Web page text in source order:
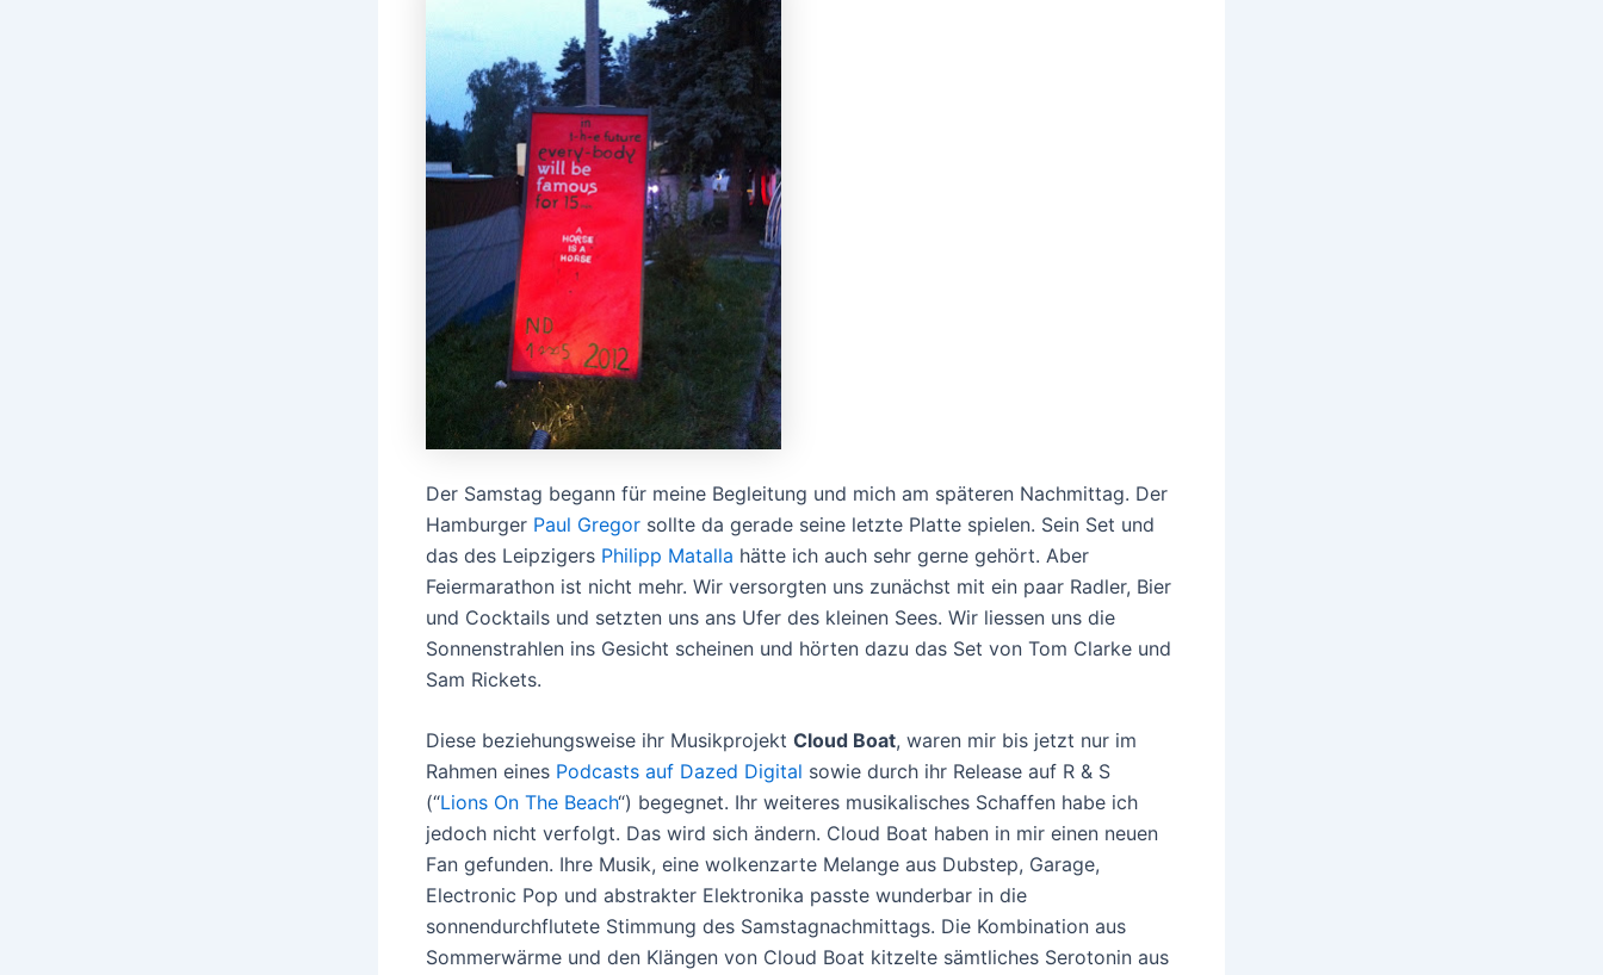
Der Samstag begann für meine Begleitung und mich am späteren Nachmittag. Der
Hamburger Paul Gregor sollte da gerade seine letzte Platte spielen. Sein Set und
das des Leipzigers Philipp Matalla hätte ich auch sehr gerne gehört. Aber
Feiermarathon ist nicht mehr. Wir versorgten uns zunächst mit ein paar Radler, Bier
und Cocktails und setzten uns ans Ufer des kleinen Sees. Wir liessen uns die
Sonnenstrahlen ins Gesicht scheinen und hörten dazu das Set von Tom Clarke und
Sam Rickets.
Diese beziehungsweise ihr Musikprojekt Cloud Boat, waren mir bis jetzt nur im
Rahmen eines Podcasts auf Dazed Digital sowie durch ihr Release auf R & S
(“Lions On The Beach“) begegnet. Ihr weiteres musikalisches Schaffen habe ich
jedoch nicht verfolgt. Das wird sich ändern. Cloud Boat haben in mir einen neuen
Fan gefunden. Ihre Musik, eine wolkenzarte Melange aus Dubstep, Garage,
Electronic Pop und abstrakter Elektronika passte wunderbar in die
sonnendurchflutete Stimmung des Samstagnachmittags. Die Kombination aus
Sommerwärme und den Klängen von Cloud Boat kitzelte sämtliches Serotonin aus